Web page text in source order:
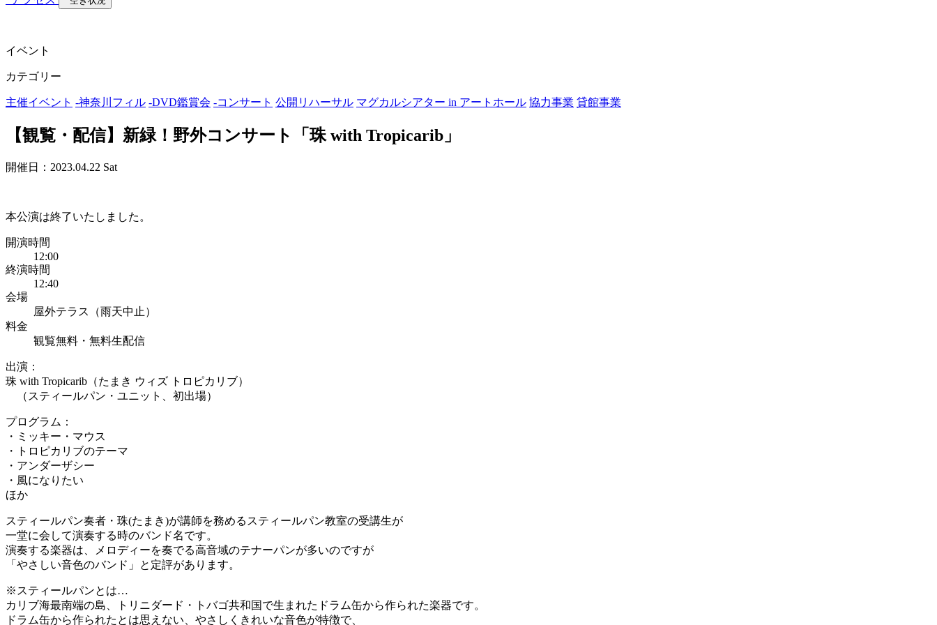
イベント
カテゴリー
主催イベント -神奈川フィル -DVD鑑賞会 -コンサート 公開リハーサル マグカルシアター in アートホール 協力事業 貸館事業
【観覧・配信】新緑！野外コンサート「珠 with Tropicarib」
開催日：2023.04.22 Sat
本公演は終了いたしました。
開演時間
12:00
終演時間
12:40
会場
屋外テラス（雨天中止）
料金
観覧無料・無料生配信
出演：
珠 with Tropicarib（たまき ウィズ トロピカリブ）
（スティールパン・ユニット、初出場）
プログラム：
・ミッキー・マウス
・トロピカリブのテーマ
・アンダーザシー
・風になりたい
ほか
スティールパン奏者・珠(たまき)が講師を務めるスティールパン教室の受講生が
一堂に会して演奏する時のバンド名です。
演奏する楽器は、メロディーを奏でる高音域のテナーパンが多いのですが
「やさしい音色のバンド」と定評があります。
※スティールパンとは…
カリブ海最南端の島、トリニダード・トバゴ共和国で生まれたドラム缶から作られた楽器です。
ドラム缶から作られたとは思えない、やさしくきれいな音色が特徴で、